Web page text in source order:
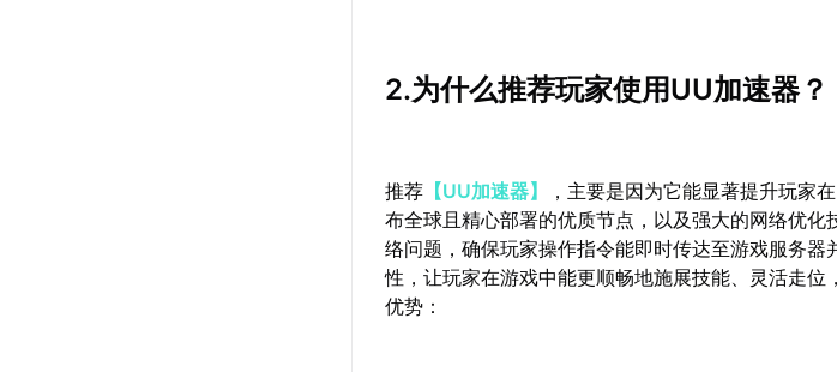
2.为什么推荐玩家使用UU加速器？
推荐 【UU加速器】
，主要是因为它能显著提升玩家
布全球且精心部署的优质节点，以及强大的网络优
络问题，确保玩家操作指令能即时传达至游戏服务
性，让玩家在游戏中能更顺畅地施展技能、灵活走
优势：